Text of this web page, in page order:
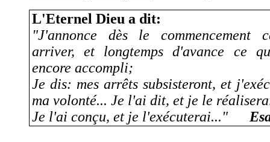
L'Eternel Dieu a dit:
"J'annonce dès le commencement
arriver, et longtemps d'avance ce
encore accompli;
Je dis: mes arrêts subsisteront, et j'
ma volonté... Je l'ai dit, et je le
Je l'ai conçu, et je l'exécuterai..."